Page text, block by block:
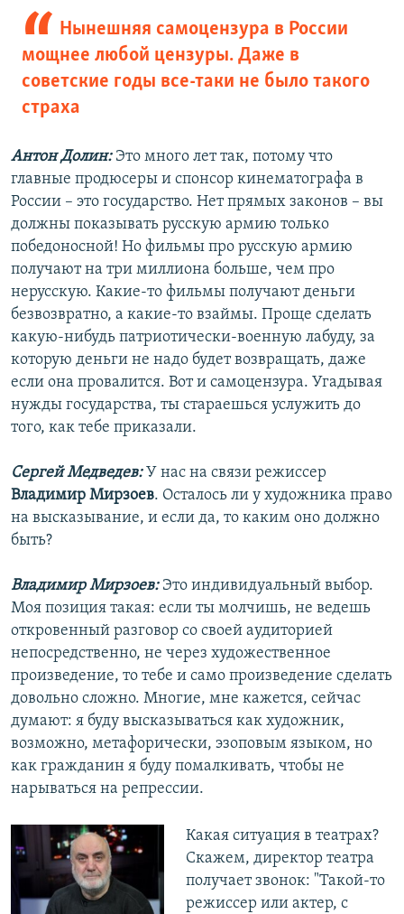
Нынешняя самоцензура в России
мощнее любой цензуры. Даже в
советские годы все-таки не было такого
страха
Антон Долин: Это много лет так, потому что
главные продюсеры и спонсор кинематографа в
России – это государство. Нет прямых законов – вы
должны показывать русскую армию только
победоносной! Но фильмы про русскую армию
получают на три миллиона больше, чем про
нерусскую. Какие-то фильмы получают деньги
безвозвратно, а какие-то взаймы. Проще сделать
какую-нибудь патриотически-военную лабуду, за
которую деньги не надо будет возвращать, даже
если она провалится. Вот и самоцензура. Угадывая
нужды государства, ты стараешься услужить до
того, как тебе приказали.
Сергей Медведев: У нас на связи режиссер
Владимир Мирзоев. Осталось ли у художника право
на высказывание, и если да, то каким оно должно
быть?
Владимир Мирзоев: Это индивидуальный выбор.
Моя позиция такая: если ты молчишь, не ведешь
откровенный разговор со своей аудиторией
непосредственно, не через художественное
произведение, то тебе и само произведение сделать
довольно сложно. Многие, мне кажется, сейчас
думают: я буду высказываться как художник,
возможно, метафорически, эзоповым языком, но
как гражданин я буду помалкивать, чтобы не
нарываться на репрессии.
Какая ситуация в театрах?
Скажем, директор театра
получает звонок: "Такой-то
режиссер или актер, с